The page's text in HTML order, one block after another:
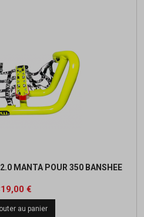
2.0 MANTA POUR 350 BANSHEE
€
au panier